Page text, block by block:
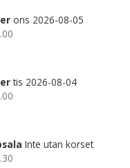
ons 2026-08-05
tis 2026-08-04
Inte utan korset